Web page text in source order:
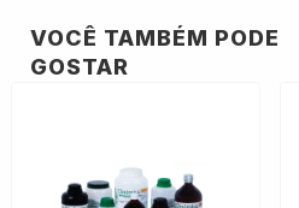
VOCÊ TAMBÉM PODE
GOSTAR